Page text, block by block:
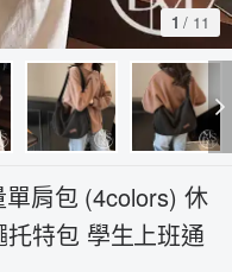
1 / 11
單肩包 (4colors) 休
特包 學生上班通